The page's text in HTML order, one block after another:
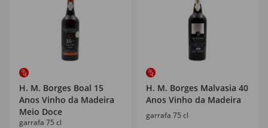
H. M. Borges Boal 15
Anos Vinho da Madeira
Meio Doce
garrafa 75 cl
H. M. Borges Malvasia 40
Anos Vinho da Madeira
garrafa 75 cl